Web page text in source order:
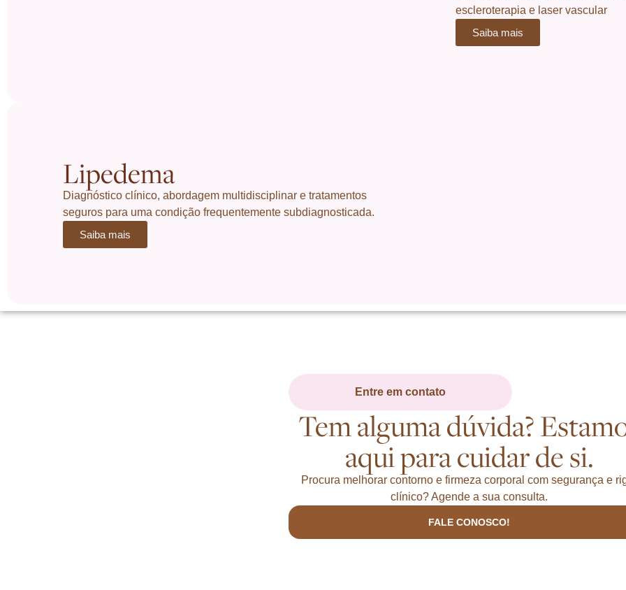
Lipedema
Diagnóstico clínico, abordagem multidisciplinar e tratamentos
seguros para uma condição frequentemente subdiagnosticada.
Saiba mais
escleroterapia e laser vascular
Saiba mais
Entre em contato
Tem alguma dúvida?
aqui para cuidar de si.
Procura melhorar contorno e firmeza corporal com segurança e
clínico? Agende a sua consulta.
FALE CONOSCO!